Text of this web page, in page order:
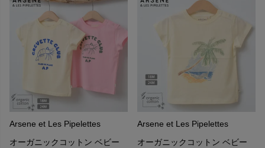
ヴィンテージの空気感とトレンドのエッセンスを自由にミックスし
たこのブランドは、着る人の個性と想像力を大切にしています。
レトロな雰囲気をまとったモダンなシルエット、遊び心あふれるプ
リント、思わず目を引く色彩。
日常をちょっとだけ特別にしてくれる、シックでカジュアルなワー
ドローブをお届けします。
Arsene et Les Pipelettes
オーガニックコットン ベビー
Arsene et Les Pipelettes
オーガニックコットン ベビー